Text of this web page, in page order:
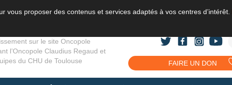
vous proposer des contenus et services adaptés à vos centres d’intérêt.
sur le site Oncopole
l’Oncopole Claudius Regaud et
du CHU de Toulouse
FAIRE UN DON